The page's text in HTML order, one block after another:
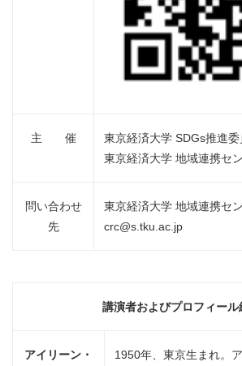
主 催
東京経済大学 SDGs推進委
東京経済大学 地域連携セ
問い合わせ
先
東京経済大学 地域連携セ
crc@s.tku.ac.jp
講演者およびプロフィール
アイリーン・
1950年、東京生まれ。